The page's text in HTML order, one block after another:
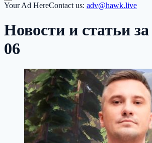
Your Ad HereContact us: adv@hawk.live
Новости и статьи
06